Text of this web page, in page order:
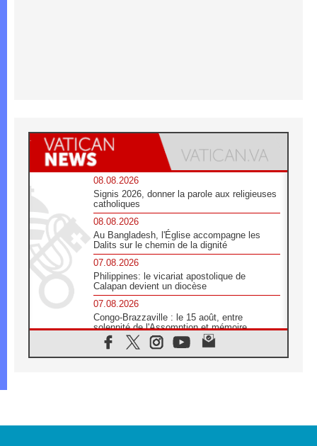
08.08.2026
Signis 2026, donner la parole aux religieuses
catholiques
08.08.2026
Au Bangladesh, l'Église accompagne les
Dalits sur le chemin de la dignité
07.08.2026
Philippines: le vicariat apostolique de
Calapan devient un diocèse
07.08.2026
Congo-Brazzaville : le 15 août, entre
solennité de l'Assomption et mémoire
nationale
07.08.2026